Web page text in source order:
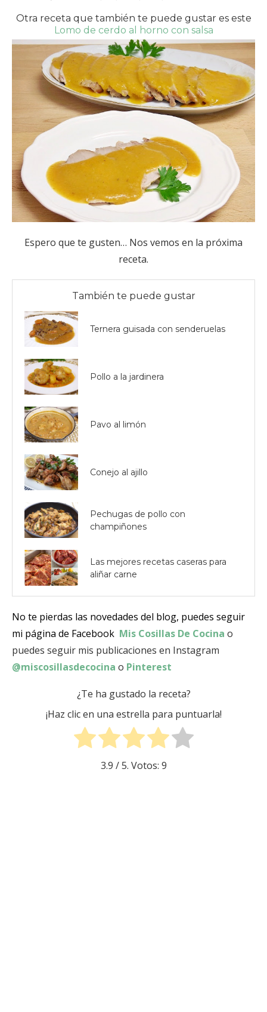
Otra receta que también te puede gustar es este
Lomo de cerdo al horno con salsa
Espero que te gusten… Nos vemos en la próxima
receta.
También te puede gustar
Ternera guisada con senderuelas
Pollo a la jardinera
Pavo al limón
Conejo al ajillo
Pechugas de pollo con
champiñones
Las mejores recetas caseras para
aliñar carne
No te pierdas las novedades del blog, puedes seguir
mi página de Facebook Mis Cosillas De Cocina o
puedes seguir mis publicaciones en Instagram
@miscosillasdecocina o Pinterest
¿Te ha gustado la receta?
¡Haz clic en una estrella para puntuarla!
3.9 / 5. Votos: 9